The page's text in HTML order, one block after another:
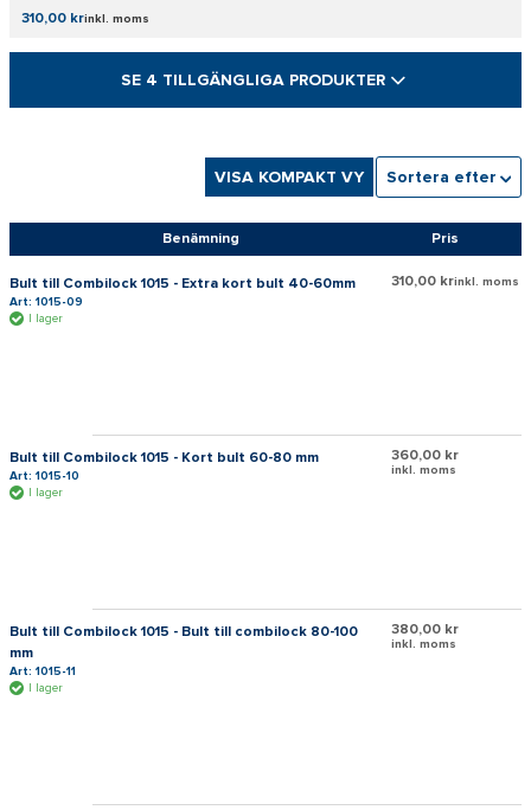
310,00 krinkl. moms
SE 4 TILLGÄNGLIGA PRODUKTER
VISA KOMPAKT VY Sortera efter
Benämning Pris
Bult till Combilock 1015 - Extra kort bult 40-60mm
Art: 1015-09
I lager
310,00 krinkl. moms
Bult till Combilock 1015 - Kort bult 60-80 mm
Art: 1015-10
I lager
360,00 kr
inkl. moms
Bult till Combilock 1015 - Bult till combilock 80-100
mm
Art: 1015-11
I lager
380,00 kr
inkl. moms